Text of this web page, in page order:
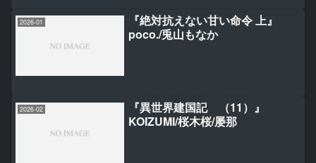
2026-01
『絶対抗えない甘い命令 上』
poco./兎山もなか
2026-02
『異世界建国記 （11）』
KOIZUMI/桜木桜/屡那